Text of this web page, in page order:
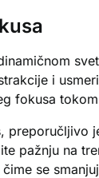
i
fokusa
preporučljivo
pažnju na
se